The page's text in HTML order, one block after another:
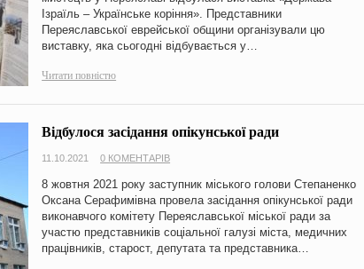
Ізраїль – Українське коріння». Представники
Переяславської еврейської общини організували цю
виставку, яка сьогодні відбувається у…
Читати повністю
Відбулося засідання опікунської ради
11.10.2021 0 КОМЕНТАРІВ
8 жовтня 2021 року заступник міського голови Степаненко
Оксана Серафимівна провела засідання опікунської ради
виконавчого комітету Переяславської міської ради за
участю представників соціальної галузі міста, медичних
працівників, старост, депутата та представника…